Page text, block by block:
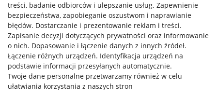
treści, badanie odbiorców i ulepszanie usług. Zapewnienie
bezpieczeństwa, zapobieganie oszustwom i naprawianie
błędów. Dostarczanie i prezentowanie reklam i treści.
Zapisanie decyzji dotyczących prywatności oraz informowanie
o nich. Dopasowanie i łączenie danych z innych źródeł.
Łączenie różnych urządzeń. Identyfikacja urządzeń na
podstawie informacji przesyłanych automatycznie.
Twoje dane personalne przetwarzamy również w celu
ułatwiania korzystania z naszych stron
Mapa miejscowości
Informacje prawne
Regulamin
Polityka plików "cookies"
Ustawienia plików "cookies"